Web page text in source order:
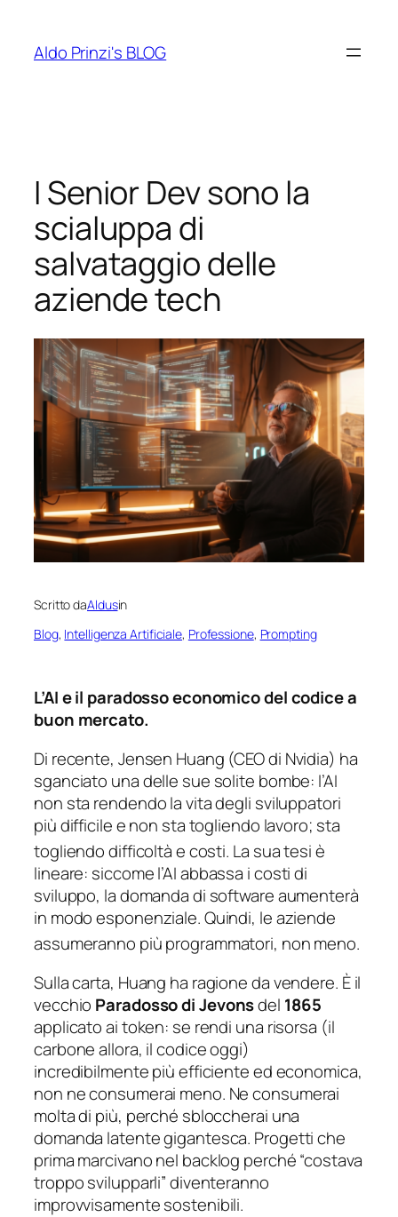
contenuto
Aldo Prinzi's BLOG
I Senior Dev sono la
scialuppa di
salvataggio delle
aziende tech
Scritto daAldusin
Blog, Intelligenza Artificiale, Professione, Prompting
L’AI e il paradosso economico del codice a
buon mercato.
Di recente, Jensen Huang (CEO di Nvidia) ha
sganciato una delle sue solite bombe: l’AI
non sta rendendo la vita degli sviluppatori
più difficile e non sta togliendo lavoro; sta
togliendo difficoltà e costi. La sua tesi è
lineare: siccome l’AI abbassa i costi di
sviluppo, la domanda di software aumenterà
in modo esponenziale. Quindi, le aziende
assumeranno più programmatori, non meno.
Sulla carta, Huang ha ragione da vendere. È il
vecchio Paradosso di Jevonsdel 1865
applicato ai token: se rendi una risorsa (il
carbone allora, il codice oggi)
incredibilmente più efficiente ed economica,
non ne consumerai meno. Ne consumerai
molta di più, perché sbloccherai una
domanda latente gigantesca. Progetti che
prima marcivano nel backlog perché “costava
troppo svilupparli” diventeranno
improvvisamente sostenibili.